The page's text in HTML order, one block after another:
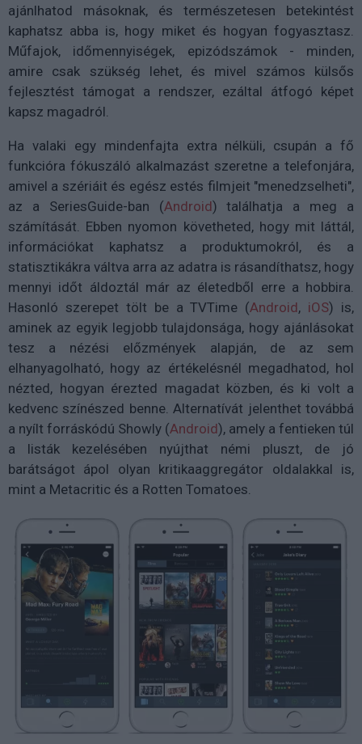
ajánlhatod másoknak, és természetesen betekintést
kaphatsz abba is, hogy miket és hogyan fogyasztasz.
Műfajok, időmennyiségek, epizódszámok - minden,
amire csak szükség lehet, és mivel számos külsős
fejlesztést támogat a rendszer, ezáltal átfogó képet
kapsz magadról.
Ha valaki egy mindenfajta extra nélküli, csupán a fő
funkcióra fókuszáló alkalmazást szeretne a telefonjára,
amivel a szériáit és egész estés filmjeit "menedzselheti",
az a SeriesGuide-ban (Android) találhatja a meg a
számítását. Ebben nyomon követheted, hogy mit láttál,
információkat kaphatsz a produktumokról, és a
statisztikákra váltva arra az adatra is rásandíthatsz, hogy
mennyi időt áldoztál már az életedből erre a hobbira.
Hasonló szerepet tölt be a TVTime (Android, iOS) is,
aminek az egyik legjobb tulajdonsága, hogy ajánlásokat
tesz a nézési előzmények alapján, de az sem
elhanyagolható, hogy az értékelésnél megadhatod, hol
nézted, hogyan érezted magadat közben, és ki volt a
kedvenc színészed benne. Alternatívát jelenthet továbbá
a nyílt forráskódú Showly (Android), amely a fentieken túl
a listák kezelésében nyújthat némi pluszt, de jó
barátságot ápol olyan kritikaaggregátor oldalakkal is,
mint a Metacritic és a Rotten Tomatoes.